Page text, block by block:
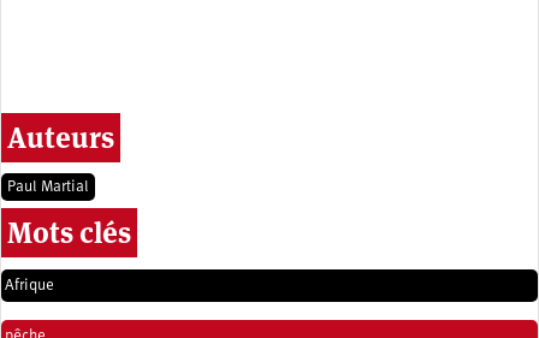
Auteurs
Paul Martial
Mots clés
Afrique